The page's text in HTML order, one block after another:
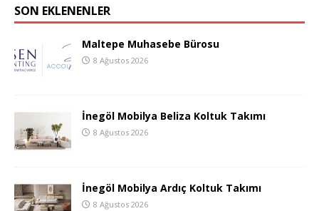
SON EKLENENLER
Maltepe Muhasebe Bürosu
8 Ağustos 2026
İnegöl Mobilya Beliza Koltuk Takımı
8 Ağustos 2026
İnegöl Mobilya Ardıç Koltuk Takımı
8 Ağustos 2026